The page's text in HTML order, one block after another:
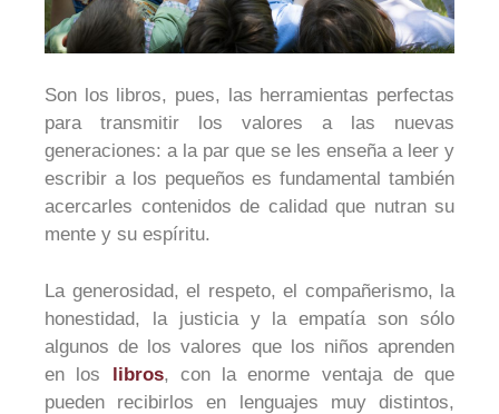
Son los libros, pues, las herramientas perfectas
para transmitir los valores a las nuevas
generaciones: a la par que se les enseña a leer y
escribir a los pequeños es fundamental también
acercarles contenidos de calidad que nutran su
mente y su espíritu.
La generosidad, el respeto, el compañerismo, la
honestidad, la justicia y la empatía son sólo
algunos de los valores que los niños aprenden
en los libros, con la enorme ventaja de que
pueden recibirlos en lenguajes muy distintos,